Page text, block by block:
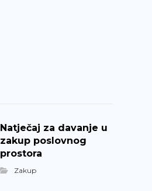
Natječaj za davanje u
zakup poslovnog
prostora
Zakup